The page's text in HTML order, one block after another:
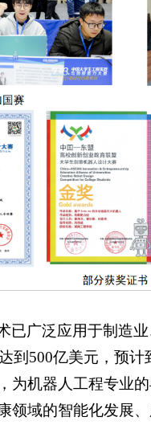
已广泛应用于制造
到500亿美元，预
为机器人工程专业
领域的智能化发展